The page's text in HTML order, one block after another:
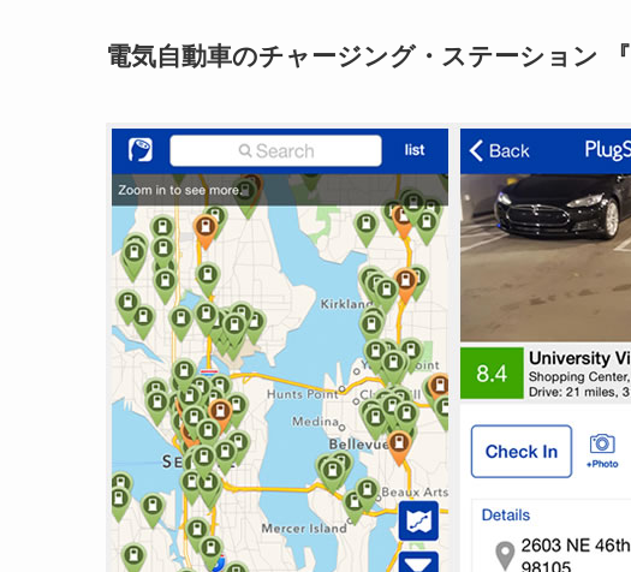
電気自動車のチャージング・ステーション 『